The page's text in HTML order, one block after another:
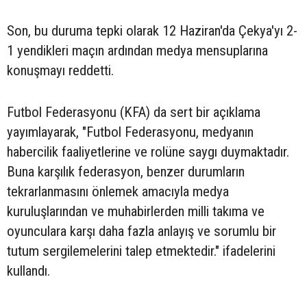
Son, bu duruma tepki olarak 12 Haziran'da Çekya'yı 2-
1 yendikleri maçın ardından medya mensuplarına
konuşmayı reddetti.
Futbol Federasyonu (KFA) da sert bir açıklama
yayımlayarak, "Futbol Federasyonu, medyanın
habercilik faaliyetlerine ve rolüne saygı duymaktadır.
Buna karşılık federasyon, benzer durumların
tekrarlanmasını önlemek amacıyla medya
kuruluşlarından ve muhabirlerden milli takıma ve
oyunculara karşı daha fazla anlayış ve sorumlu bir
tutum sergilemelerini talep etmektedir." ifadelerini
kullandı.